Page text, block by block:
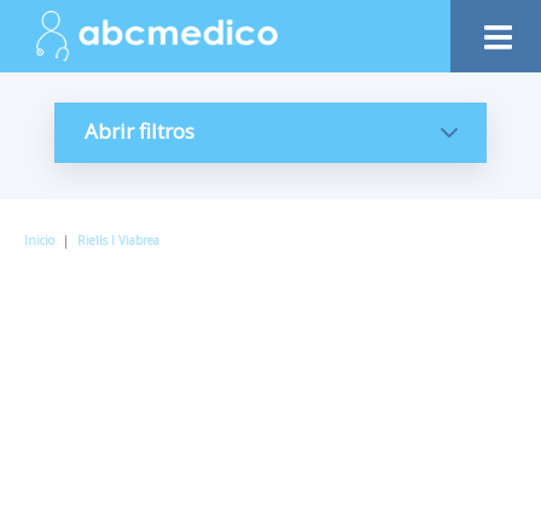
Abrir filtros
Inicio | Riells I Viabrea